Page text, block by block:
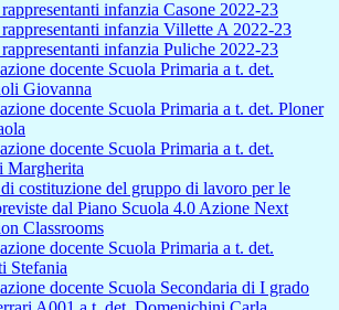
infanzia Casone 2022-23
infanzia Villette A 2022-23
infanzia Puliche 2022-23
docente Scuola Primaria a t. det.
Giovanna
docente Scuola Primaria a t. det. Ploner
docente Scuola Primaria a t. det.
Margherita
costituzione del gruppo di lavoro per le
dal Piano Scuola 4.0 Azione Next
Classrooms
docente Scuola Primaria a t. det.
Stefania
docente Scuola Secondaria di I grado